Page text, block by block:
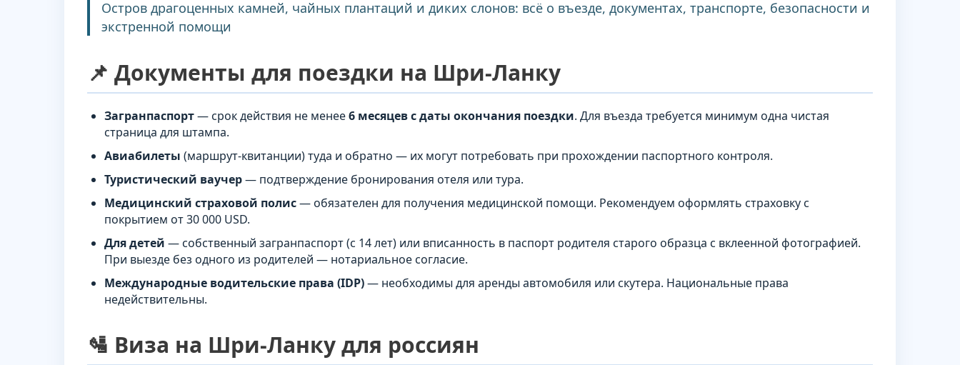
Остров драгоценных камней, чайных плантаций и диких слонов: всё о въезде, документах, транспорте, безопасности и
экстренной помощи
📌 Документы для поездки на Шри-Ланку
Загранпаспорт— срок действия не менее6 месяцев с даты окончания поездки. Для въезда требуется минимум одна чистая
страница для штампа.
Авиабилеты (маршрут-квитанции) туда и обратно — их могут потребовать при прохождении паспортного контроля.
Туристический ваучер— подтверждение бронирования отеля или тура.
Медицинский страховой полис— обязателен для получения медицинской помощи. Рекомендуем оформлять страховку с
покрытием от 30 000 USD.
Для детей — собственный загранпаспорт (с 14 лет) или вписанность в паспорт родителя старого образца с вклеенной фотографией.
При выезде без одного из родителей — нотариальное согласие.
Международные водительские права (IDP)— необходимы для аренды автомобиля или скутера. Национальные права
недействительны.
🛂 Виза на Шри-Ланку для россиян